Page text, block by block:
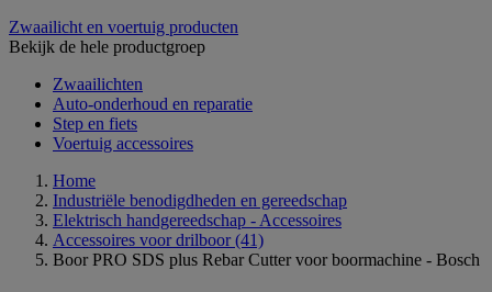
Zwaailicht en voertuig producten
Bekijk de hele productgroep
Zwaailichten
Auto-onderhoud en reparatie
Step en fiets
Voertuig accessoires
Home
Industriële benodigdheden en gereedschap
Elektrisch handgereedschap - Accessoires
Accessoires voor drilboor (41)
Boor PRO SDS plus Rebar Cutter voor boormachine - Bosch